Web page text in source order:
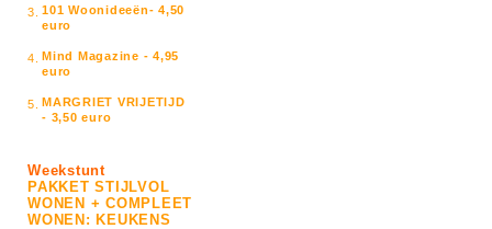
3. 101 Woonideeën- 4,50
euro
4. Mind Magazine - 4,95
euro
5. MARGRIET VRIJETIJD
- 3,50 euro
Weekstunt
PAKKET STIJLVOL
WONEN + COMPLEET
WONEN: KEUKENS